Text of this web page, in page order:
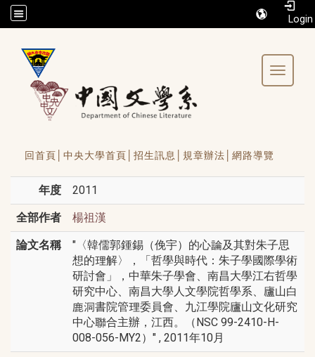
/accesskey"" title="Toolbar">:::
Toggle
回首頁│ 中央大學首頁│ 招生訊息│ 規章辦法│ 網路導覽
年度 2011
全部作者 楊祖漢
論文名稱
"〈韓儒郭鍾錫（俛宇）的心論及其對朱子思
想的理解〉，「哲學與時代：朱子學國際學術
研討會」，中華朱子學會、南昌大學江右哲學
研究中心、南昌大學人文學院哲學系、廬山白
鹿洞書院管理委員會、九江學院廬山文化研究
中心聯合主辦，江西。（NSC 99-2410-H-
008-056-MY2）" , 2011年10月